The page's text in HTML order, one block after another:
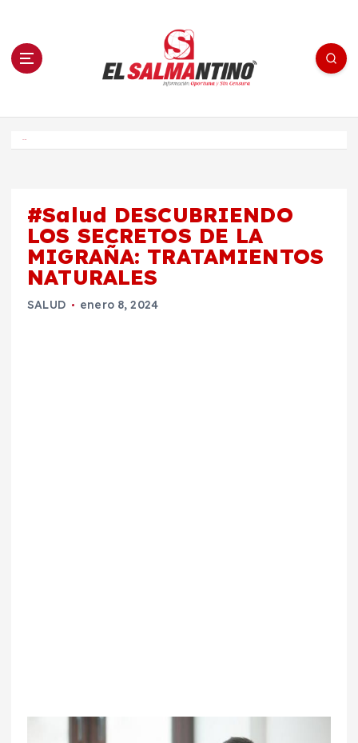
n El Salmantino - medios/noticias/editorial
#Salud DESCUBRIENDO
LOS SECRETOS DE LA
MIGRAÑA: TRATAMIENTOS
NATURALES
SALUD enero 8, 2024